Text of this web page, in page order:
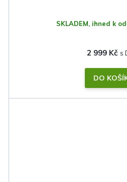
SKLADEM, ihned k
2 999 Kč
DO